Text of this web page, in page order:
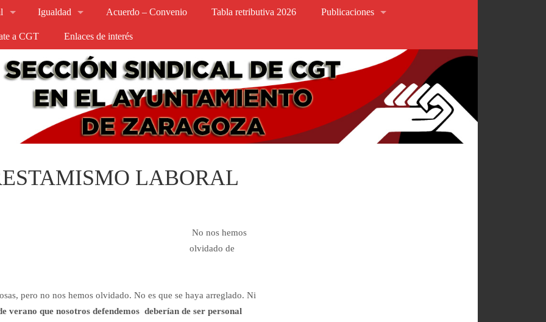
Igualdad Acuerdo – Convenio Tabla retributiva 2026 Publicaciones
a CGT Enlaces de interés
LABORAL
No nos hemos
olvidado de
pero no nos hemos olvidado. No es que se haya arreglado. Ni
verano que nosotros defendemos deberían de ser personal